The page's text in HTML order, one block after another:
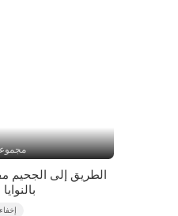
68
الطريق إلى الجحيم